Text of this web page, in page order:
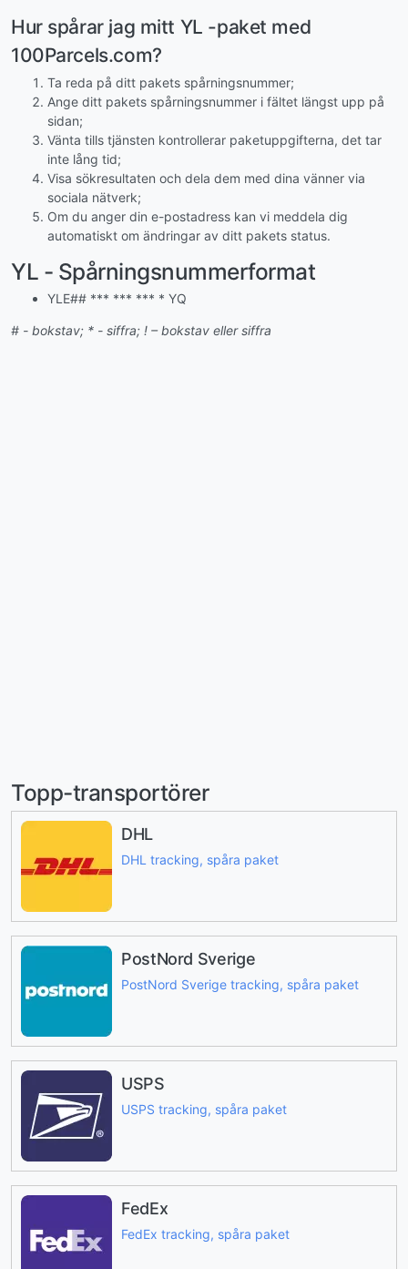
Hur spårar jag mitt YL -paket med
100Parcels.com?
Ta reda på ditt pakets spårningsnummer;
Ange ditt pakets spårningsnummer i fältet längst upp på
sidan;
Vänta tills tjänsten kontrollerar paketuppgifterna, det tar
inte lång tid;
Visa sökresultaten och dela dem med dina vänner via
sociala nätverk;
Om du anger din e-postadress kan vi meddela dig
automatiskt om ändringar av ditt pakets status.
YL - Spårningsnummerformat
YLE## *** *** *** * YQ
# - bokstav; * - siffra; ! – bokstav eller siffra
Topp-transportörer
DHL
DHL tracking, spåra paket
PostNord Sverige
PostNord Sverige tracking, spåra paket
USPS
USPS tracking, spåra paket
FedEx
FedEx tracking, spåra paket